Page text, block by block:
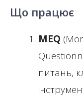
Що працює
MEQ
питань,